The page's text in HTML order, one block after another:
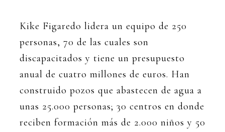
Kike Figaredo lidera un equipo de 250
personas, 70 de las cuales son
discapacitados y tiene un presupuesto
anual de cuatro millones de euros. Han
construido pozos que abastecen de agua a
unas 25.000 personas; 30 centros en donde
reciben formación más de 2.000 niños y 50